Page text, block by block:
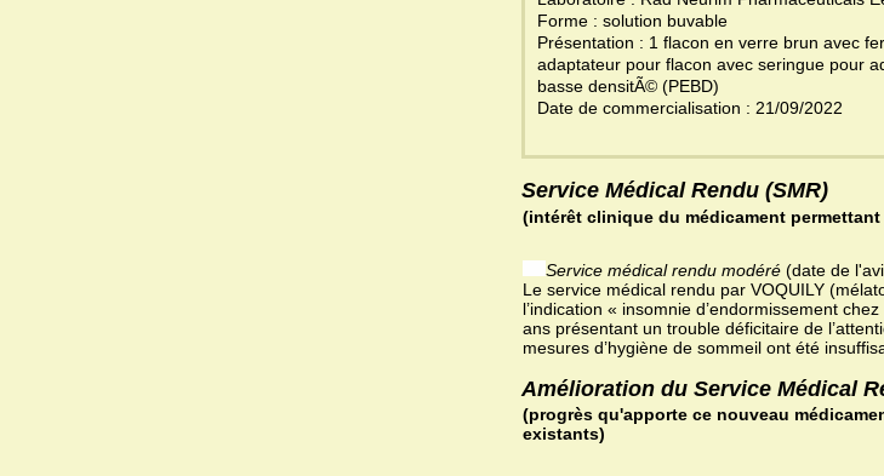
Forme : solution buvable
Présentation : 1 flacon en verre brun avec
adaptateur pour flacon avec seringue pour
basse densitÃ© (PEBD)
Date de commercialisation : 21/09/2022
Service Médical Rendu (SMR)
(intérêt clinique du médicament
Service médical rendu modéré (date de
Le service médical rendu par VOQUILY
l’indication « insomnie d’endormissement
ans présentant un trouble déficitaire de
mesures d’hygiène de sommeil ont été
Amélioration du Service Médical
(progrès qu'apporte ce nouveau
existants)